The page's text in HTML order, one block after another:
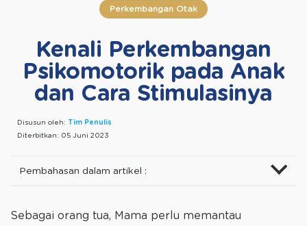
Perkembangan Otak
Kenali Perkembangan
Psikomotorik pada Anak
dan Cara Stimulasinya
Disusun oleh: Tim Penulis
Diterbitkan: 05 Juni 2023
Pembahasan dalam artikel :
Sebagai orang tua, Mama perlu memantau